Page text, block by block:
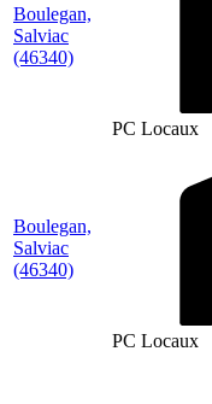
Boulegan,
Salviac
(46340)
PC Locaux
Boulegan,
Salviac
(46340)
PC Locaux